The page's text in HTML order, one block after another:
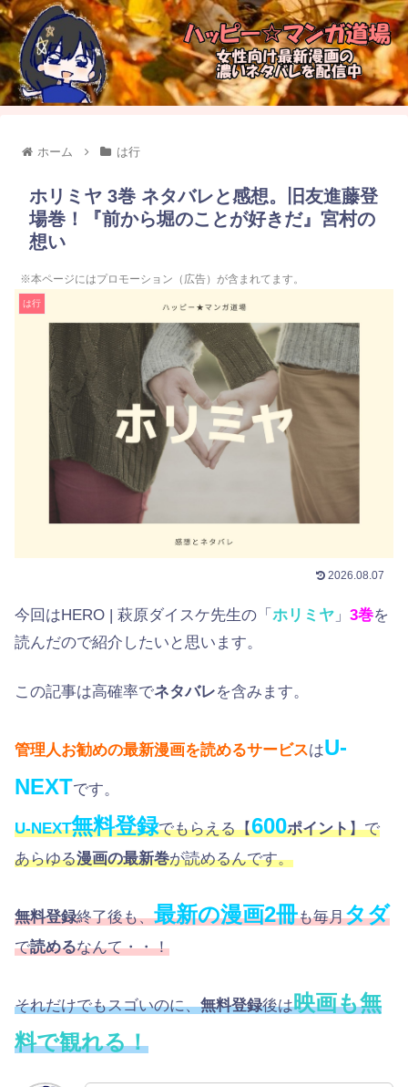
ホーム は行
ホリミヤ 3巻 ネタバレと感想。旧友進藤登
場巻！『前から堀のことが好きだ』宮村の
想い
※本ページにはプロモーション（広告）が含まれてます。
は行
2026.08.07
今回はHERO | 萩原ダイスケ先生の「 ホリミヤ 」 3巻を
読んだので紹介したいと思います。
この記事は高確率でネタバレを含みます。
管理人お勧めの最新漫画を読めるサービスはU-
NEXTです。
U-NEXT無料登録でもらえる【600ポイント】で
あらゆる漫画の最新巻が読めるんです。
無料登録終了後も、最新の漫画2冊も毎月タダ
で読めるなんて・・！
それだけでもスゴいのに、無料登録後は映画も無
料で観れる！